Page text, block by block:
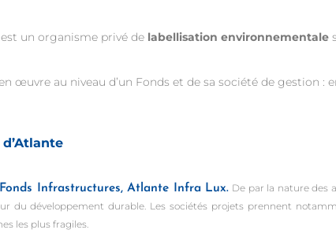
un organisme privé de labellisation environnementale
œuvre au niveau d’un Fonds et de sa société de gestion
Fonds Infrastructures, Atlante Infra Lux. De par la nature des
du développement durable. Les sociétés projets prennent
les plus fragiles.